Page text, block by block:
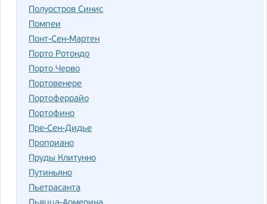
Полуостров Синис
Помпеи
Понт-Сен-Мартен
Порто Ротондо
Порто Черво
Портовенере
Портоферрайо
Портофино
Пре-Сен-Дидье
Проприано
Пруды Клитунно
Путиньяно
Пьетрасанта